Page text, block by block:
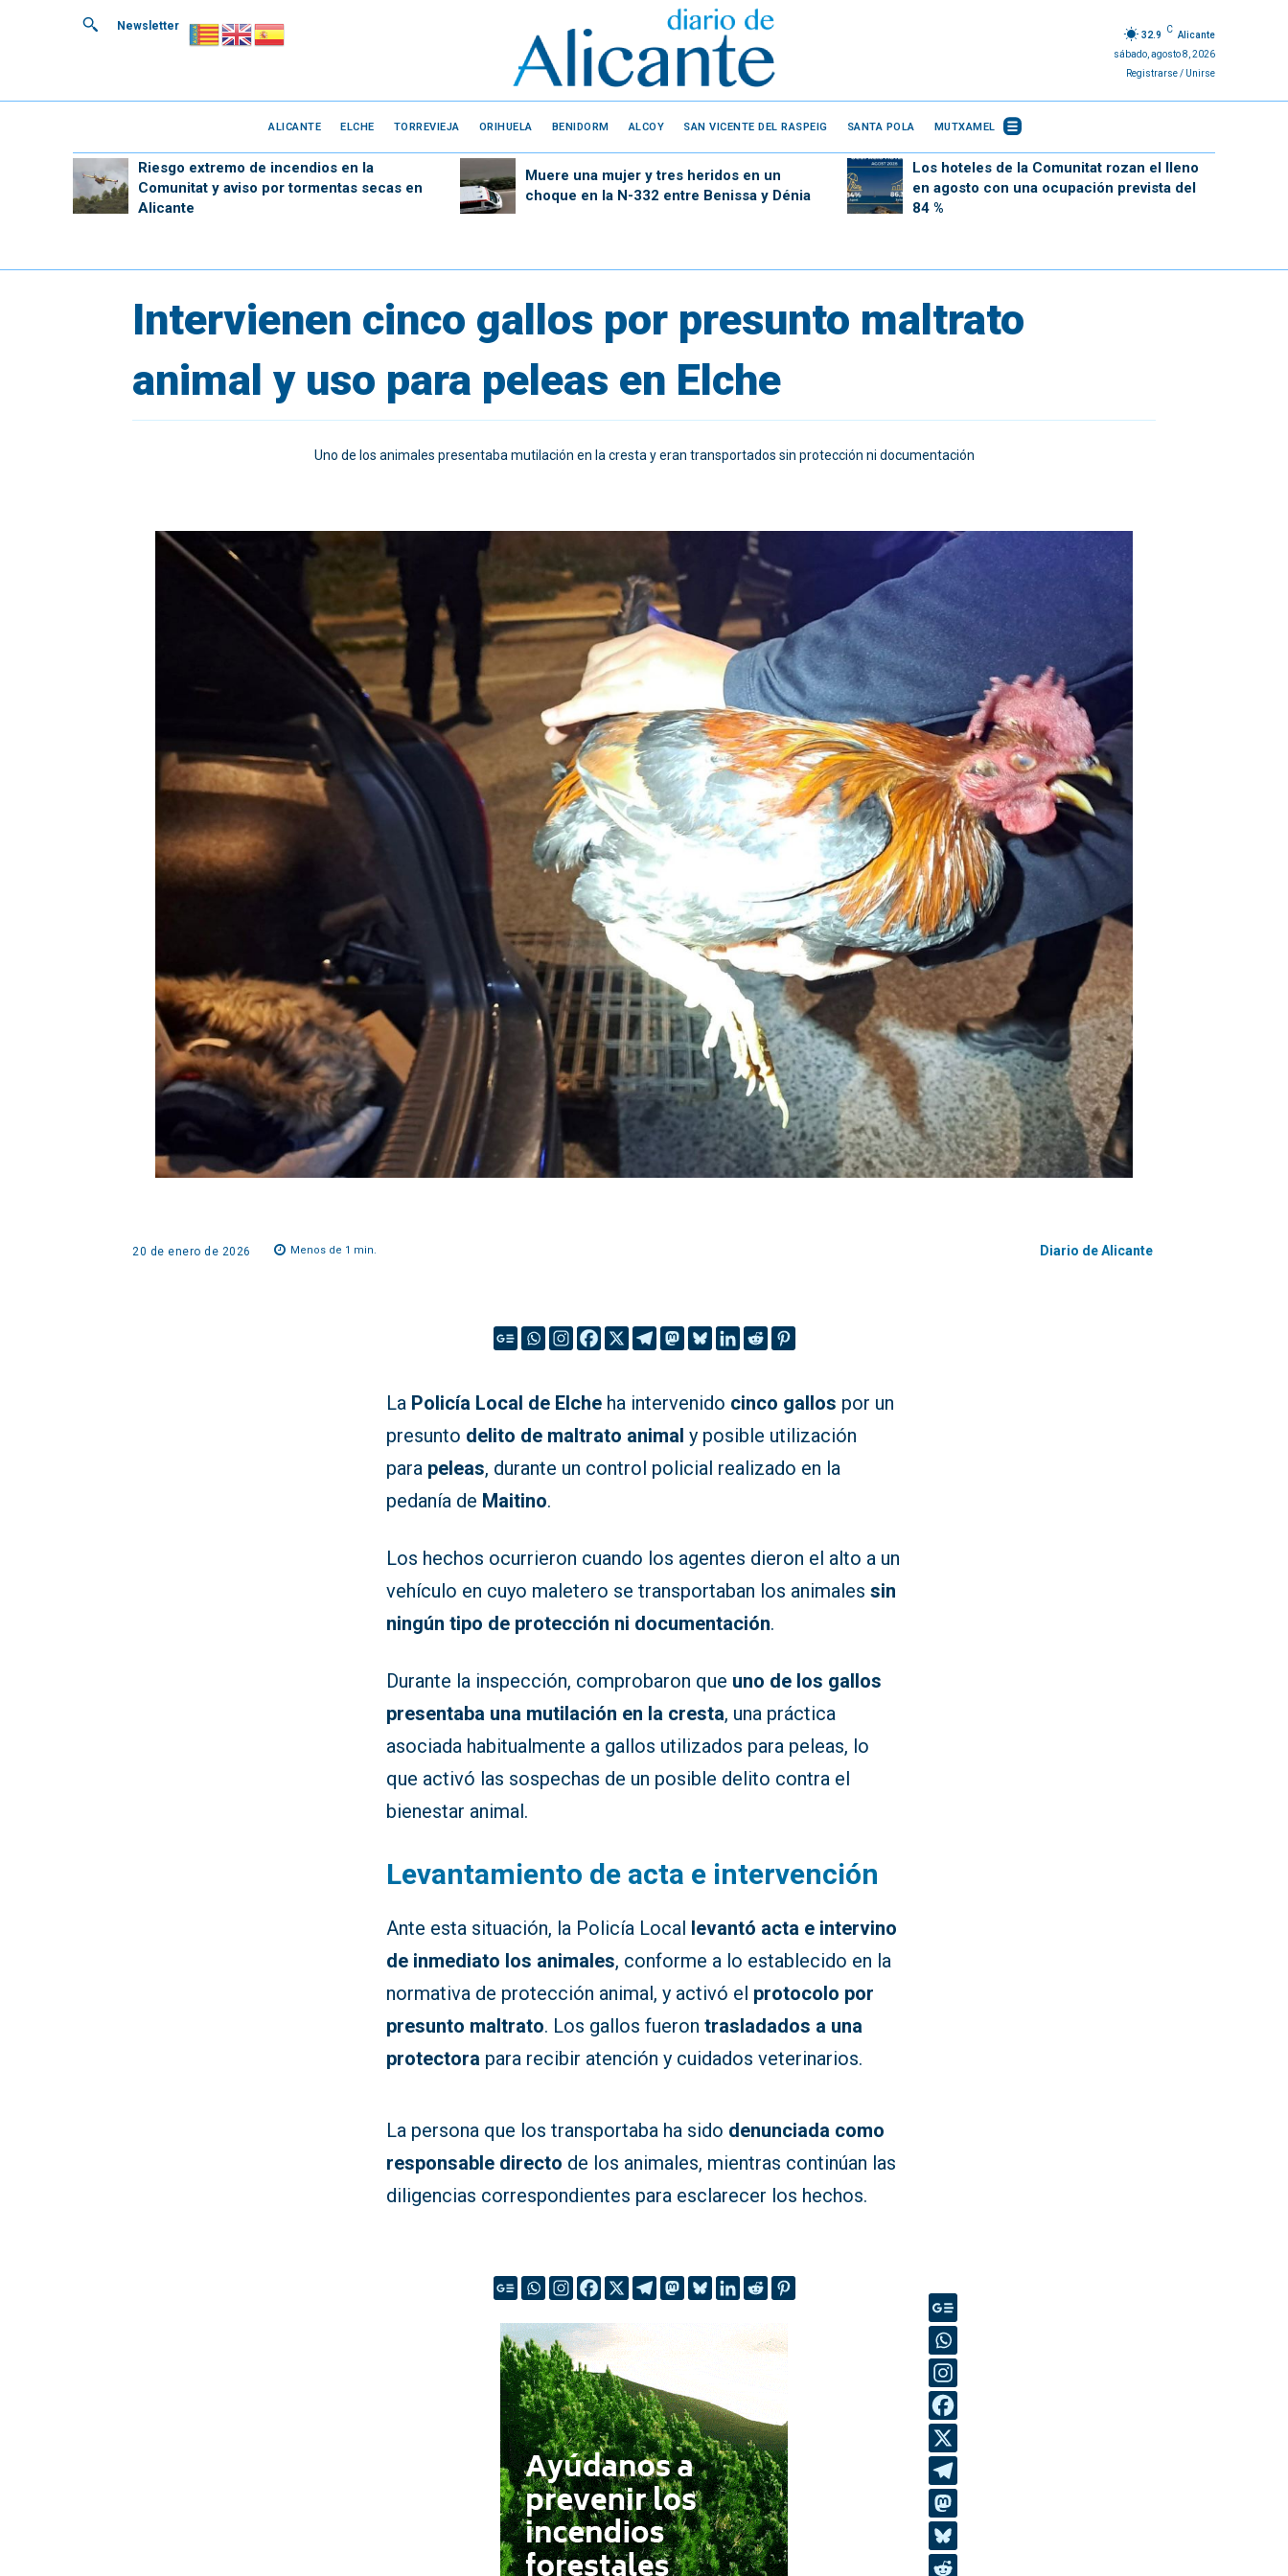
Newsletter
32.9
C
Alicante
sábado, agosto 8, 2026
Registrarse / Unirse
ALICANTE ELCHE TORREVIEJA ORIHUELA BENIDORM ALCOY SAN VICENTE DEL RASPEIG SANTA POLA MUTXAMEL
Riesgo extremo de incendios en la
Comunitat y aviso por tormentas secas en
Alicante
Muere una mujer y tres heridos en un
choque en la N-332 entre Benissa y Dénia
Los hoteles de la Comunitat rozan el lleno
en agosto con una ocupación prevista del
84 %
Intervienen cinco gallos por presunto maltrato
animal y uso para peleas en Elche
Uno de los animales presentaba mutilación en la cresta y eran transportados sin protección ni documentación
20 de enero de 2026 Menos de 1 min. Diario de Alicante
La Policía Local de Elche ha intervenido cinco gallos por un
presunto delito de maltrato animal y posible utilización
para peleas, durante un control policial realizado en la
pedanía de Maitino.
Los hechos ocurrieron cuando los agentes dieron el alto a un
vehículo en cuyo maletero se transportaban los animalessin
ningún tipo de protección ni documentación.
Durante la inspección, comprobaron que uno de los gallos
presentaba una mutilación en la cresta, una práctica
asociada habitualmente a gallos utilizados para peleas, lo
que activó las sospechas de un posible delito contra el
bienestar animal.
Levantamiento de acta e intervención
Ante esta situación, la Policía Local levantó acta e intervino
de inmediato los animales, conforme a lo establecido en la
normativa de protección animal, y activó el protocolo por
presunto maltrato. Los gallos fuerontrasladados a una
protectora para recibir atención y cuidados veterinarios.
La persona que los transportaba ha sido denunciada como
responsable directo de los animales, mientras continúan las
diligencias correspondientes para esclarecer los hechos.